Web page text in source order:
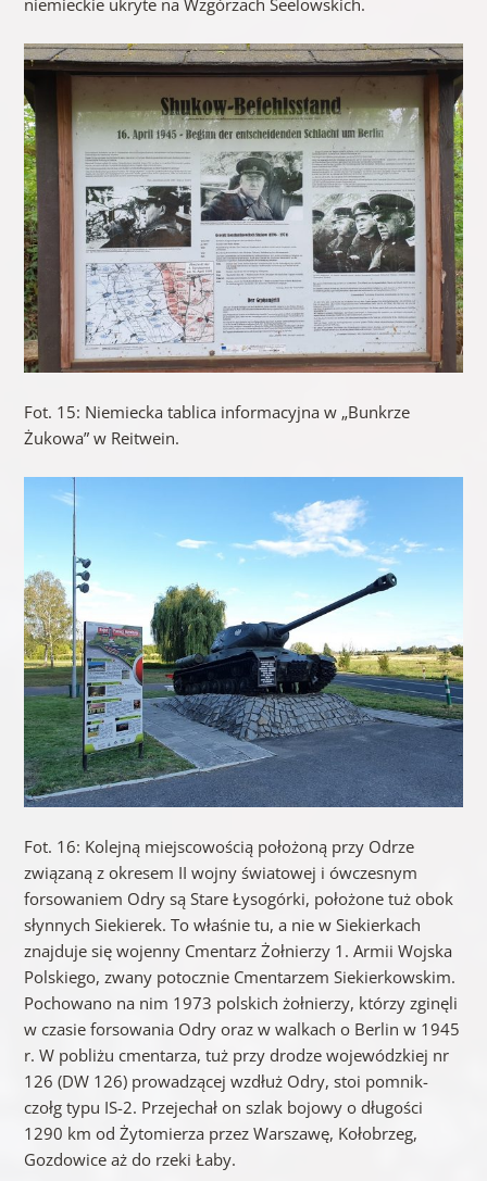
Fot. 15: Niemiecka tablica informacyjna w „Bunkrze
Żukowa” w Reitwein.
Fot. 16: Kolejną miejscowością położoną przy Odrze
związaną z okresem II wojny światowej i ówczesnym
forsowaniem Odry są Stare Łysogórki, położone tuż obok
słynnych Siekierek. To właśnie tu, a nie w Siekierkach
znajduje się wojenny Cmentarz Żołnierzy 1. Armii Wojska
Polskiego, zwany potocznie Cmentarzem Siekierkowskim.
Pochowano na nim 1973 polskich żołnierzy, którzy zginęli
w czasie forsowania Odry oraz w walkach o Berlin w 1945
r. W pobliżu cmentarza, tuż przy drodze wojewódzkiej nr
126 (DW 126) prowadzącej wzdłuż Odry, stoi pomnik-
czołg typu IS-2. Przejechał on szlak bojowy o długości
1290 km od Żytomierza przez Warszawę, Kołobrzeg,
Gozdowice aż do rzeki Łaby.